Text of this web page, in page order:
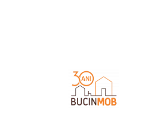
Holzläden aus Massivholz
Wohnzimmerbänke
Kommoden - Sideboards